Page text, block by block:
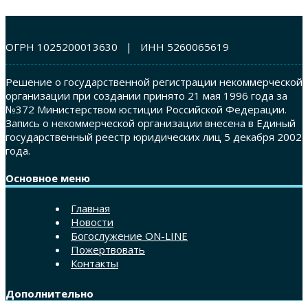
ОГРН 1025200013630 | ИНН 5260065619
Решение о государственной регистрации некоммерческой
организации при создании принято 21 мая 1996 года за
№372 Министерством юстиции Российской Федерации.
Запись о некоммерческой организации внесена в Единый
государственный реестр юридических лиц 5 декабря 2002
года.
Основное меню
Главная
Новости
Богослужение ON-LINE
Пожертвовать
Контакты
Дополнительно